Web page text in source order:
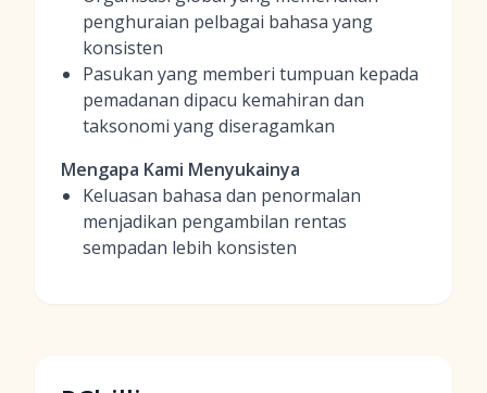
penghuraian pelbagai bahasa yang
konsisten
Pasukan yang memberi tumpuan kepada
pemadanan dipacu kemahiran dan
taksonomi yang diseragamkan
Mengapa Kami Menyukainya
Keluasan bahasa dan penormalan
menjadikan pengambilan rentas
sempadan lebih konsisten